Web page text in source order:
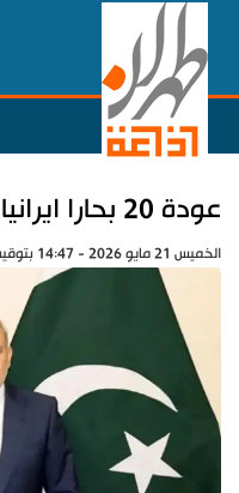
عودة 20 بحارا ايرانيا إلى البلاد عبر باكستان
الخميس 21 مايو 2026 - 14:47 بتوقيت طهران